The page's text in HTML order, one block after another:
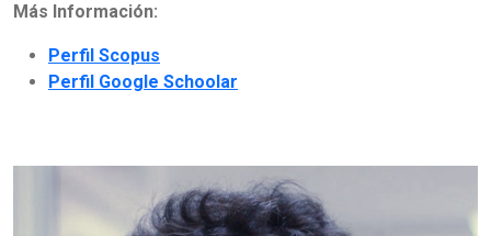
Más Información:
Perfil Scopus
Perfil Google Schoolar